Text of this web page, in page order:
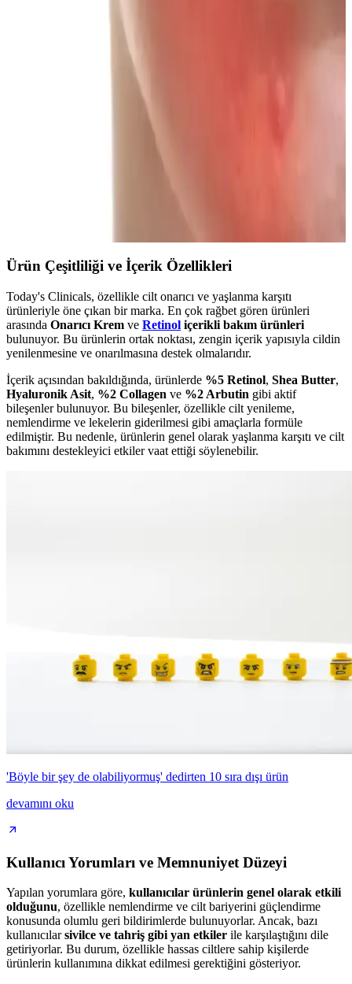
Hera Sensual Fitting Glow Tint: Nemlendiren ve
Kalıcı Doğal Dudak Renkleri
Hera Sensual Fitting Glow Tint, dudakları nemlendirirken doğal ve
kalıcı renkler sunar. Farklı cilt tonlarına uyumlu renk seçenekleri ve
diğer Hera ürünleriyle uyumu ile dikkat çeker.
Farklı Yüz Kızarıklıkları İçin Uygun Allık Tonları
ve Uygulama Yöntemleri
Ürün Çeşitliliği ve İçerik Özellikleri
Today's Clinicals, özellikle cilt onarıcı ve yaşlanma karşıtı
ürünleriyle öne çıkan bir marka. En çok rağbet gören ürünleri
arasında Onarıcı Krem ve Retinol içerikli bakım ürünleri
bulunuyor. Bu ürünlerin ortak noktası, zengin içerik yapısıyla cildin
yenilenmesine ve onarılmasına destek olmalarıdır.
İçerik açısından bakıldığında, ürünlerde %5 Retinol, Shea Butter,
Hyaluronik Asit, %2 Collagen ve %2 Arbutin gibi aktif
bileşenler bulunuyor. Bu bileşenler, özellikle cilt yenileme,
nemlendirme ve lekelerin giderilmesi gibi amaçlarla formüle
edilmiştir. Bu nedenle, ürünlerin genel olarak yaşlanma karşıtı ve cilt
bakımını destekleyici etkiler vaat ettiği söylenebilir.
'Böyle bir şey de olabiliyormuş' dedirten 10 sıra dışı ürün
devamını oku
Kullanıcı Yorumları ve Memnuniyet Düzeyi
Yapılan yorumlara göre, kullanıcılar ürünlerin genel olarak etkili
olduğunu, özellikle nemlendirme ve cilt bariyerini güçlendirme
konusunda olumlu geri bildirimlerde bulunuyorlar. Ancak, bazı
kullanıcılarsivilce ve tahriş gibi yan etkiler ile karşılaştığını dile
getiriyorlar. Bu durum, özellikle hassas ciltlere sahip kişilerde
ürünlerin kullanımına dikkat edilmesi gerektiğini gösteriyor.